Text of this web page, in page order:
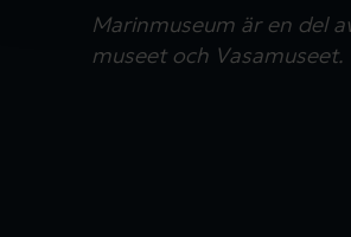
Marinmuseum är en del
museet och Vasamuseet.